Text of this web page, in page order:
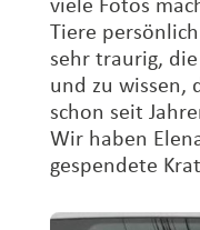
viele Fotos
Tiere
sehr traurig,
und zu wissen,
schon seit
Wir haben
gespendete